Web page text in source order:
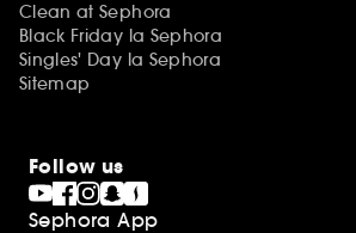
Clean at Sephora
Black Friday la Sephora
Singles' Day la Sephora
Sitemap
Follow us
Sephora App